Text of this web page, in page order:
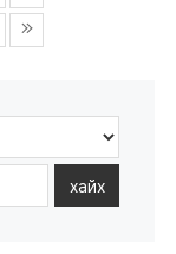
хайх